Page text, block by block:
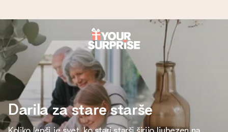
Naroči danes, odpošljemo v 1 delovnem
dnevu
Darilo izdelamo z veliko skrbnostjo in ga hitro pošljemo
naprej – da ga lahko podariš natanko takrat, ko je najbolj
pomembno.
Darila za stare starše